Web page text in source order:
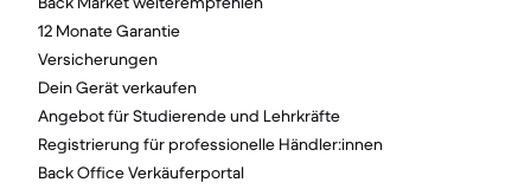
12 Monate Garantie
Versicherungen
Dein Gerät verkaufen
Angebot für Studierende und Lehrkräfte
Registrierung für professionelle Händler:innen
Back Office Verkäuferportal